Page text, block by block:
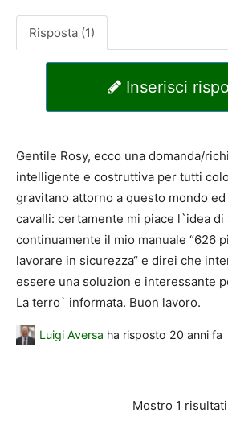
Risposta (1)
Inserisci
Gentile Rosy, ecco una domanda/
intelligente e costruttiva per tutti
gravitano attorno a questo mondo
cavalli: certamente mi piace l`idea di
continuamente il mio manuale “626
lavorare in sicurezza“ e direi che
essere una soluzion e interessante
La terro` informata. Buon lavoro.
Luigi Aversa ha risposto 20 anni fa
Mostro 1 risultati